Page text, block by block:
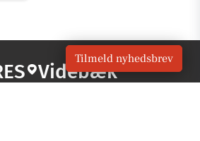
Videbæk
Tilmeld nyhedsbrev